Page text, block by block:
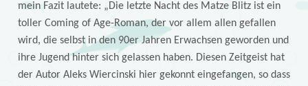
mein Fazit lautete: „Die letzte Nacht des Matze Blitz ist ein
toller Coming of Age-Roman, der vor allem allen gefallen
wird, die selbst in den 90er Jahren Erwachsen geworden und
ihre Jugend hinter sich gelassen haben. Diesen Zeitgeist hat
der Autor Aleks Wiercinski hier gekonnt eingefangen, so dass